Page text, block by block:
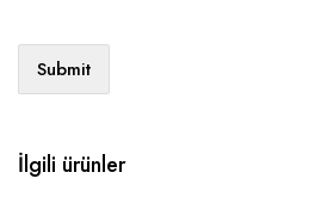
İlgili ürünler